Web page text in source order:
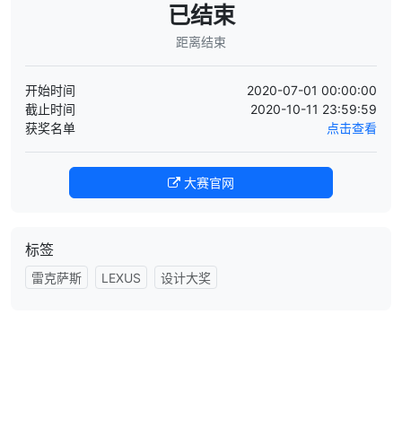
已结束
距离结束
开始时间
2020-07-01 00:00:00
截止时间
2020-10-11 23:59:59
获奖名单
点击查看
大赛官网
标签
雷克萨斯 LEXUS 设计大奖